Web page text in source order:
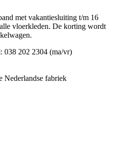
met vakantiesluiting t/m 16
vloerkleden. De korting wordt
038 202 2304 (ma/vr)
Nederlandse fabriek